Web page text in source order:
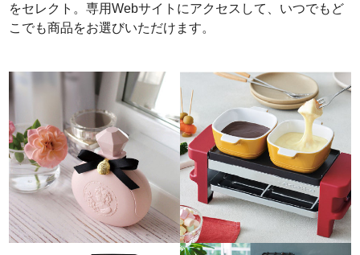
をセレクト。専用Webサイトにアクセスして、いつでもど
こでも商品をお選びいただけます。